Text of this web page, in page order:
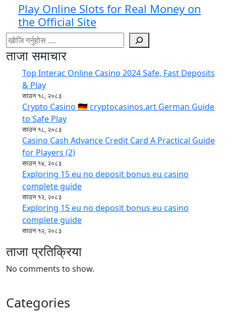
Play Online Slots for Real Money on
the Official Site
खोज्नुहोस
ताजा समाचार
Top Interac Online Casino 2024 Safe, Fast Deposits
& Play
साउन १८, २०८३
Crypto Casino 🇩🇪 cryptocasinos.art German Guide
to Safe Play
साउन १८, २०८३
Casino Cash Advance Credit Card A Practical Guide
for Players (2)
साउन १४, २०८३
Exploring 15 eu no deposit bonus eu casino
complete guide
साउन १२, २०८३
Exploring 15 eu no deposit bonus eu casino
complete guide
साउन १२, २०८३
ताजा प्रतिक्रिया
No comments to show.
Categories